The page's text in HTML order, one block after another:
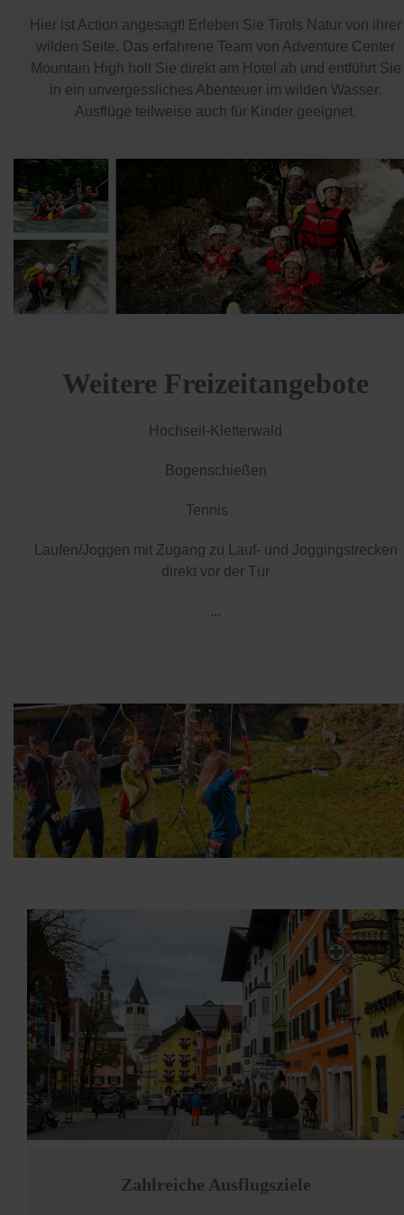
Hier ist Action angesagt! Erleben Sie Tirols Natur von ihrer
wilden Seite. Das erfahrene Team von Adventure Center
Mountain High holt Sie direkt am Hotel ab und entführt Sie
in ein unvergessliches Abenteuer im wilden Wasser.
Ausflüge teilweise auch für Kinder geeignet.
Weitere Freizeitangebote
Hochseil-Kletterwald
Bogenschießen
Tennis
Laufen/Joggen mit Zugang zu Lauf- und Joggingstrecken
direkt vor der Tür
...
Zahlreiche Ausflugsziele